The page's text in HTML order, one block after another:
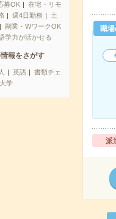
募OK
在宅・リモ
週4日勤務
土
副業・WワークOK
学力が活かせる
報をさがす
英語
書類チェ
大学
職
派